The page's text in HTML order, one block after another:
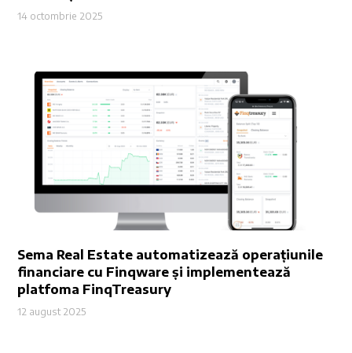
14 octombrie 2025
Sema Real Estate automatizează operațiunile
financiare cu Finqware și implementează
platfoma FinqTreasury
12 august 2025